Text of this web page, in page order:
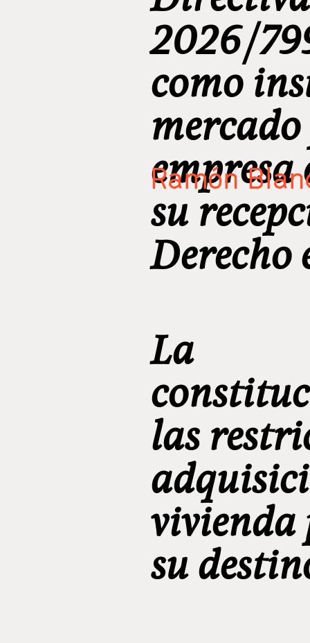
2026/
como
empresa
su
Derecho
Ramón
La
las
vivienda
su